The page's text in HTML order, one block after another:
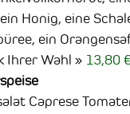
Honig, eine
ein
Ihrer Wahl
13,80
Caprese